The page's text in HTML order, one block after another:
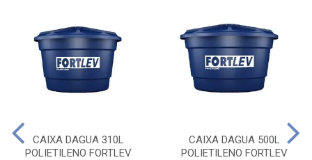
CAIXA DAGUA 310L
POLIETILENO FORTLEV
CAIXA DAGUA 500L
POLIETILENO FORTLEV